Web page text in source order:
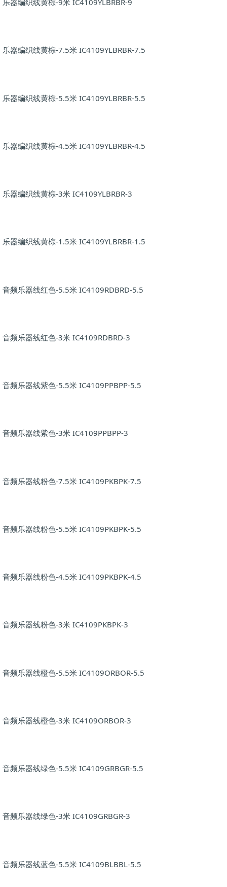
乐器编织线黄棕-9米 IC4109YLBRBR-9
乐器编织线黄棕-7.5米 IC4109YLBRBR-7.5
乐器编织线黄棕-5.5米 IC4109YLBRBR-5.5
乐器编织线黄棕-4.5米 IC4109YLBRBR-4.5
乐器编织线黄棕-3米 IC4109YLBRBR-3
乐器编织线黄棕-1.5米 IC4109YLBRBR-1.5
音频乐器线红色-5.5米 IC4109RDBRD-5.5
音频乐器线红色-3米 IC4109RDBRD-3
音频乐器线紫色-5.5米 IC4109PPBPP-5.5
音频乐器线紫色-3米 IC4109PPBPP-3
音频乐器线粉色-7.5米 IC4109PKBPK-7.5
音频乐器线粉色-5.5米 IC4109PKBPK-5.5
音频乐器线粉色-4.5米 IC4109PKBPK-4.5
音频乐器线粉色-3米 IC4109PKBPK-3
音频乐器线橙色-5.5米 IC4109ORBOR-5.5
音频乐器线橙色-3米 IC4109ORBOR-3
音频乐器线绿色-5.5米 IC4109GRBGR-5.5
音频乐器线绿色-3米 IC4109GRBGR-3
音频乐器线蓝色-5.5米 IC4109BLBBL-5.5